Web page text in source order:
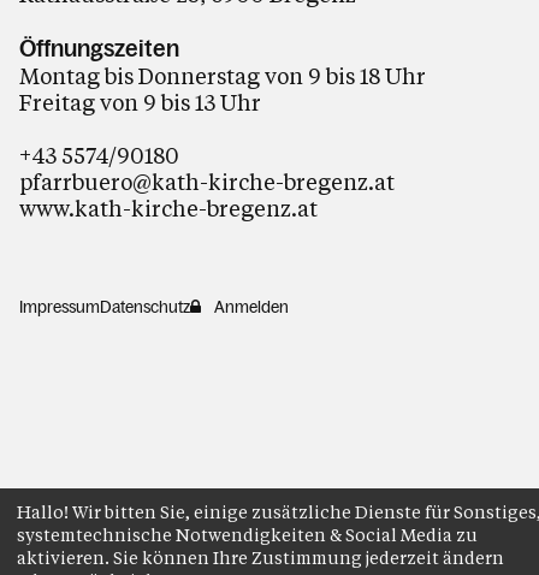
Öffnungszeiten
Montag bis Donnerstag von 9 bis 18 Uhr
Freitag von 9 bis 13 Uhr
+43 5574/90180
pfarrbuero@kath-kirche-bregenz.at
www.kath-kirche-bregenz.at
ImpressumDatenschutz Anmelden
Hallo! Wir bitten Sie, einige zusätzliche Dienste für
systemtechnische Notwendigkeiten & Social Media zu
aktivieren. Sie können Ihre Zustimmung jederzeit ändern